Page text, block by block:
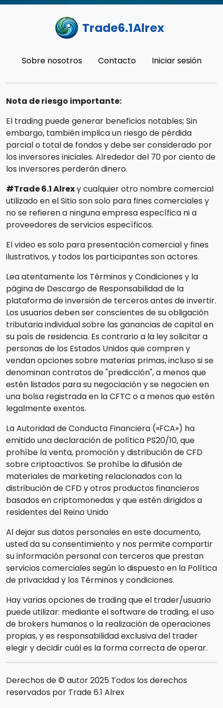
Trade6.1Alrex
Sobre nosotros Contacto Iniciar sesión
Nota de riesgo importante:
El trading puede generar beneficios notables; Sin
embargo, también implica un riesgo de pérdida
parcial o total de fondos y debe ser considerado por
los inversores iniciales. Alrededor del 70 por ciento de
los inversores perderán dinero.
#Trade 6.1 Alrexy cualquier otro nombre comercial
utilizado en el Sitio son solo para fines comerciales y
no se refieren a ninguna empresa específica ni a
proveedores de servicios específicos.
El video es solo para presentación comercial y fines
ilustrativos, y todos los participantes son actores.
Lea atentamente los Términos y Condiciones y la
página de Descargo de Responsabilidad de la
plataforma de inversión de terceros antes de invertir.
Los usuarios deben ser conscientes de su obligación
tributaria individual sobre las ganancias de capital en
su país de residencia. Es contrario a la ley solicitar a
personas de los Estados Unidos que compren y
vendan opciones sobre materias primas, incluso si se
denominan contratos de "predicción", a menos que
estén listados para su negociación y se negocien en
una bolsa registrada en la CFTC o a menos que estén
legalmente exentos.
La Autoridad de Conducta Financiera («FCA») ha
emitido una declaración de política PS20/10, que
prohíbe la venta, promoción y distribución de CFD
sobre criptoactivos. Se prohíbe la difusión de
materiales de marketing relacionados con la
distribución de CFD y otros productos financieros
basados en criptomonedas y que estén dirigidos a
residentes del Reino Unido
Al dejar sus datos personales en este documento,
usted da su consentimiento y nos permite compartir
su información personal con terceros que prestan
servicios comerciales según lo dispuesto en la Política
de privacidad y los Términos y condiciones.
Hay varias opciones de trading que el trader/usuario
puede utilizar: mediante el software de trading, el uso
de brokers humanos o la realización de operaciones
propias, y es responsabilidad exclusiva del trader
elegir y decidir cuál es la forma correcta de operar.
Derechos de © autor 2025 Todos los derechos
reservados por Trade 6.1 Alrex